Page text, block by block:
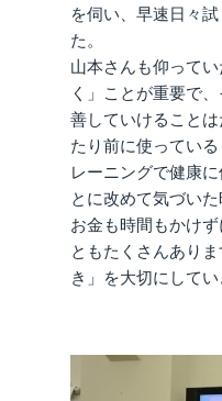
を伺い、早速日々
た。
山本さんも仰って
く」ことが重要で
善していけること
たり前に使ってい
レーニングで健康
とに改めて気づいた
お金も時間もかけ
ともたくさんあり
き」を大切にしてい